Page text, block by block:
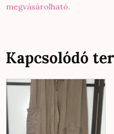
megvásárolható.
Kapcsolódó